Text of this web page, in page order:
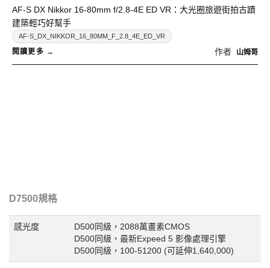
AF-S DX Nikkor 16-80mm f/2.8-4E ED VR：大光圈旅遊街拍古蹟
建築輕巧好幫手
AF-S_DX_NIKKOR_16_80MM_F_2.8_4E_ED_VR
作者 山姆哥
D7500規格
感光度
D500同級，2088萬畫素CMOS
D500同級，最新Expeed 5 影像處理引擎
D500同級，100-51200 (可延伸1,640,000)